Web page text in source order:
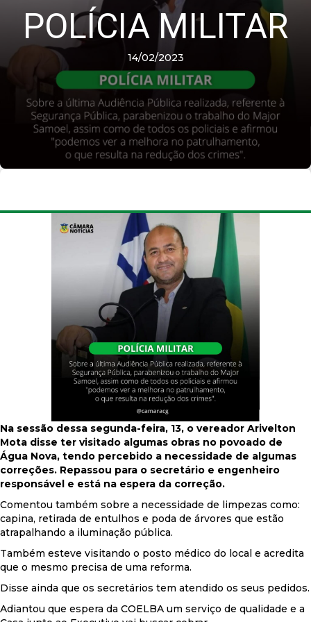
POLÍCIA MILITAR
14/02/2023
Na sessão dessa segunda-feira, 13, o vereador Arivelton
Mota disse ter visitado algumas obras no povoado de
Água Nova, tendo percebido a necessidade de algumas
correções. Repassou para o secretário e engenheiro
responsável e está na espera da correção.
Comentou também sobre a necessidade de limpezas como:
capina, retirada de entulhos e poda de árvores que estão
atrapalhando a iluminação pública.
Também esteve visitando o posto médico do local e acredita
que o mesmo precisa de uma reforma.
Disse ainda que os secretários tem atendido os seus pedidos.
Adiantou que espera da COELBA um serviço de qualidade e a